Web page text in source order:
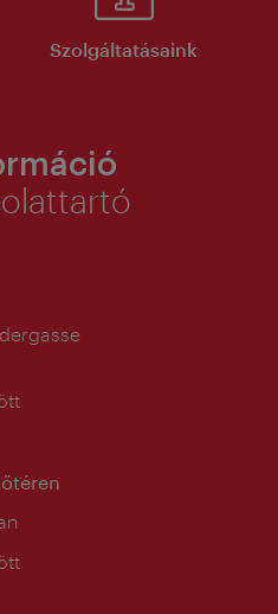
Szolgáltatásaink